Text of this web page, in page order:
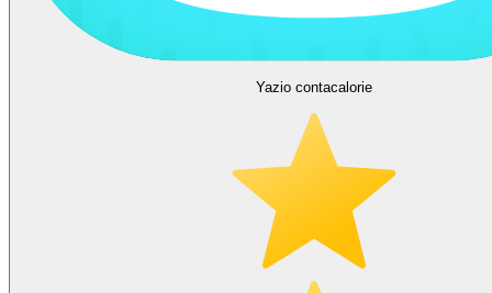
Yazio contacalorie